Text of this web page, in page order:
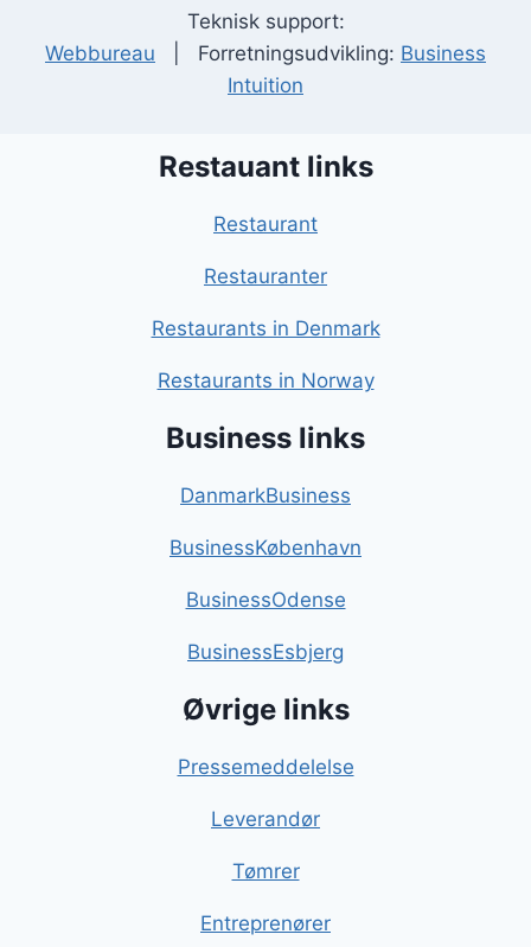
Teknisk support:
Webbureau | Forretningsudvikling: Business
Intuition
Restauant links
Restaurant
Restauranter
Restaurants in Denmark
Restaurants in Norway
Business links
DanmarkBusiness
BusinessKøbenhavn
BusinessOdense
BusinessEsbjerg
Øvrige links
Pressemeddelelse
Leverandør
Tømrer
Entreprenører